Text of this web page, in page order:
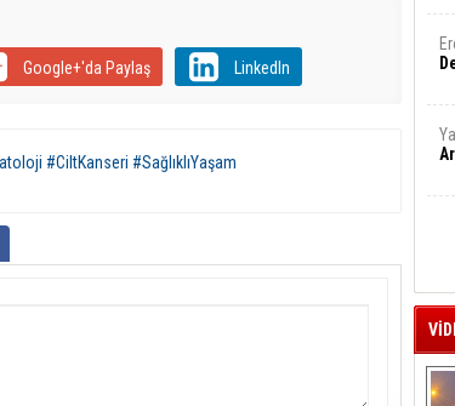
Google+'da Paylaş LinkedIn
#CiltKanseri #SağlıklıYaşam